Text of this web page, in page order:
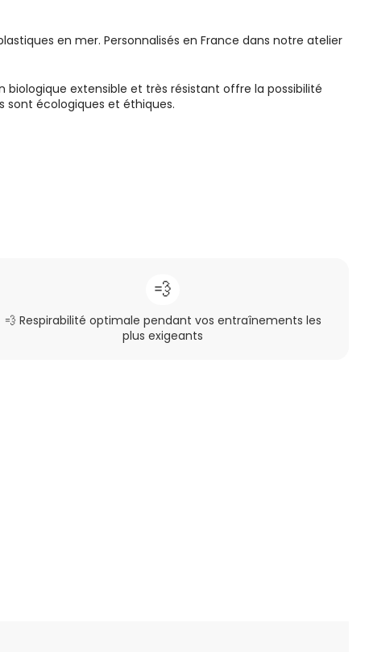
en mer. Personnalisés en France dans notre atelier
extensible et très résistant offre la possibilité
sont écologiques et éthiques.
💨
💨 Respirabilité optimale pendant vos entraînements les
plus exigeants